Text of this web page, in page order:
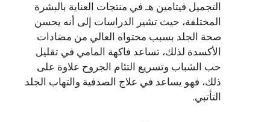
التجميل فيتامين هـ في منتجات العناية بالبشرة
المختلفة، حيث تشير الدراسات إلى أنه يحسن
صحة الجلد بسبب محتواه العالي من مضادات
الأكسدة لذلك، تساعد فاكهة المامي في تقليل
حب الشباب وتسريع التئام الجروح علاوة على
ذلك، فهو يساعد في علاج الصدفية والتهاب الجلد
التأتبي.